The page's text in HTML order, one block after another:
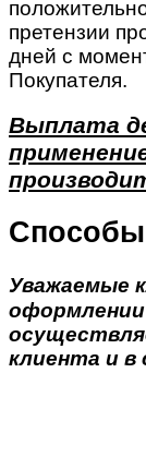
претензии
дней с
Покупателя.
Выплата
Способы
Уважаемые
оформлении
клиента и